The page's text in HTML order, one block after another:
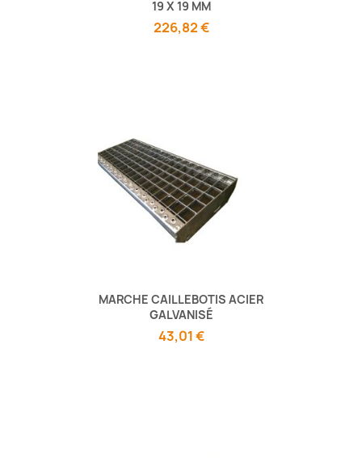
19 X 19 MM
226,82 €
MARCHE CAILLEBOTIS ACIER
GALVANISÉ
43,01 €